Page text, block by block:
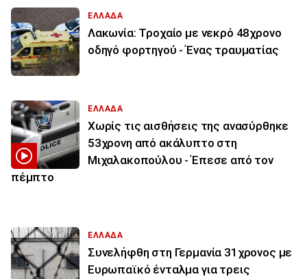
ΕΛΛΑΔΑ
Λακωνία: Τροχαίο με νεκρό 48χρονο
οδηγό φορτηγού - Ένας τραυματίας
ΕΛΛΑΔΑ
Χωρίς τις αισθήσεις της ανασύρθηκε
53χρονη από ακάλυπτο στη
Μιχαλακοπούλου - Έπεσε από τον
πέμπτο
ΕΛΛΑΔΑ
Συνελήφθη στη Γερμανία 31χρονος με
Ευρωπαϊκό ένταλμα για τρεις